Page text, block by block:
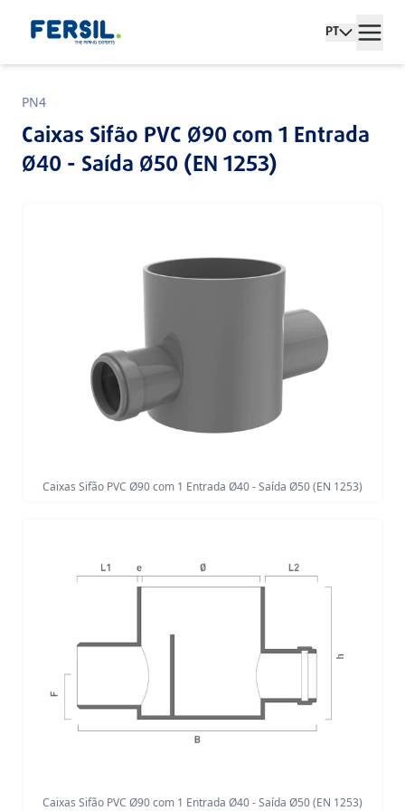
PT
PN4
Caixas Sifão PVC Ø90 com 1 Entrada
Ø40 - Saída Ø50 (EN 1253)
Caixas Sifão PVC Ø90 com 1 Entrada Ø40 - Saída Ø50 (EN 1253)
Caixas Sifão PVC Ø90 com 1 Entrada Ø40 - Saída Ø50 (EN 1253)